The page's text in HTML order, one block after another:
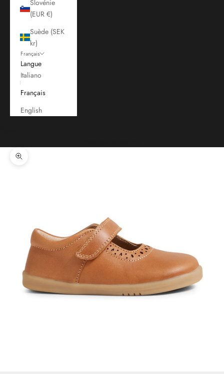
Slovénie
(EUR €)
Suède (SEK
kr)
Français
Langue
Italiano
Français
English
Zoomer sur l'image